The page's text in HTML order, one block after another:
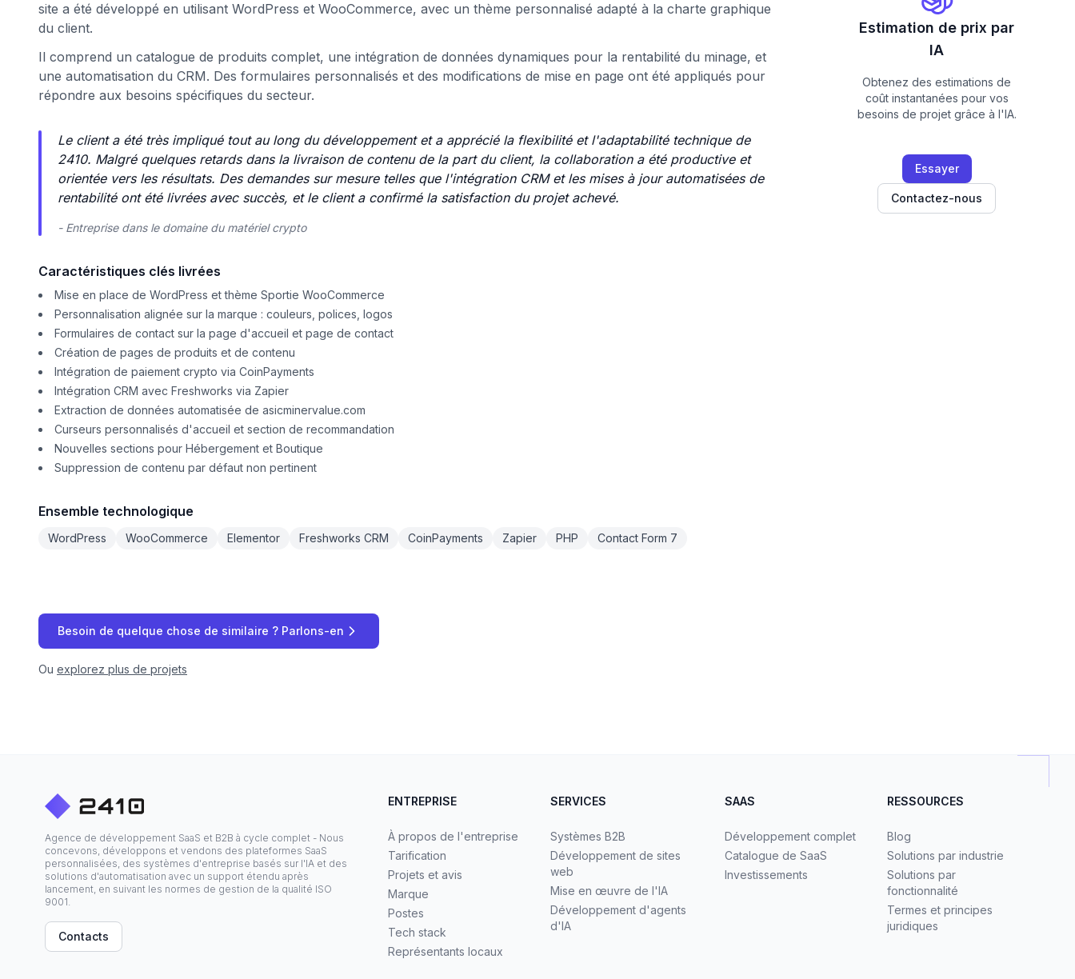
site a été développé en utilisant WordPress et WooCommerce, avec un thème personnalisé adapté à la charte graphique
du client.
Il comprend un catalogue de produits complet, une intégration de données dynamiques pour la rentabilité du minage, et
une automatisation du CRM. Des formulaires personnalisés et des modifications de mise en page ont été appliqués pour
répondre aux besoins spécifiques du secteur.
Le client a été très impliqué tout au long du développement et a apprécié la flexibilité et l'adaptabilité technique de
2410. Malgré quelques retards dans la livraison de contenu de la part du client, la collaboration a été productive et
orientée vers les résultats. Des demandes sur mesure telles que l'intégration CRM et les mises à jour automatisées de
rentabilité ont été livrées avec succès, et le client a confirmé la satisfaction du projet achevé.
- Entreprise dans le domaine du matériel crypto
Caractéristiques clés livrées
Mise en place de WordPress et thème Sportie WooCommerce
Personnalisation alignée sur la marque : couleurs, polices, logos
Formulaires de contact sur la page d'accueil et page de contact
Création de pages de produits et de contenu
Intégration de paiement crypto via CoinPayments
Intégration CRM avec Freshworks via Zapier
Extraction de données automatisée de asicminervalue.com
Curseurs personnalisés d'accueil et section de recommandation
Nouvelles sections pour Hébergement et Boutique
Suppression de contenu par défaut non pertinent
Ensemble technologique
WordPress WooCommerce Elementor Freshworks CRM CoinPayments Zapier PHP Contact Form 7
Estimation de prix par
IA
Obtenez des estimations de
coût instantanées pour vos
besoins de projet grâce à l'IA.
Essayer
Contactez-nous
Besoin de quelque chose de similaire ? Parlons-en
Ou explorez plus de projets
Agence de développement SaaS et B2B à cycle complet - Nous
concevons, développons et vendons des plateformes SaaS
personnalisées, des systèmes d'entreprise basés sur l'IA et des
solutions d'automatisation avec un support étendu après
lancement, en suivant les normes de gestion de la qualité ISO
9001.
Contacts
ENTREPRISE
À propos de l'entreprise
Tarification
Projets et avis
Marque
Postes
Tech stack
Représentants locaux
SERVICES
Systèmes B2B
Développement de sites
web
Mise en œuvre de l'IA
Développement d'agents
d'IA
SAAS
Développement complet
Catalogue de SaaS
Investissements
RESSOURCES
Blog
Solutions par industrie
Solutions par
fonctionnalité
Termes et principes
juridiques